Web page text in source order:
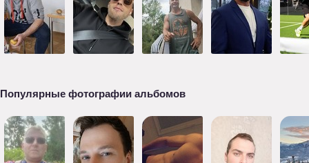
Популярные фотографии альбомов